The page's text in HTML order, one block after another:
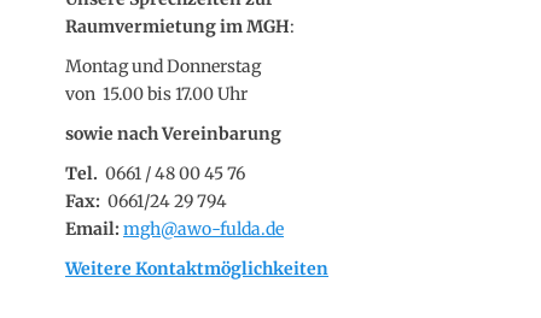
Raumvermietung im MGH:
Montag und Donnerstag
von 15.00 bis 17.00 Uhr
sowie nach Vereinbarung
Tel. 0661 / 48 00 45 76
Fax: 0661/24 29 794
Email: mgh@awo-fulda.de
Weitere Kontaktmöglichkeiten